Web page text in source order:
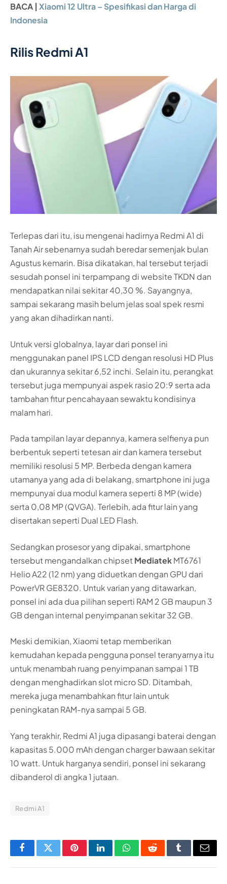
BACA |Xiaomi 12 Ultra – Spesifikasi dan Harga di
Indonesia
Rilis Redmi A1
Terlepas dari itu, isu mengenai hadirnya Redmi A1 di
Tanah Air sebenarnya sudah beredar semenjak bulan
Agustus kemarin. Bisa dikatakan, hal tersebut terjadi
sesudah ponsel ini terpampang di website TKDN dan
mendapatkan nilai sekitar 40,30 %. Sayangnya,
sampai sekarang masih belum jelas soal spek resmi
yang akan dihadirkan nanti.
Untuk versi globalnya, layar dari ponsel ini
menggunakan panel IPS LCD dengan resolusi HD Plus
dan ukurannya sekitar 6,52 inchi. Selain itu, perangkat
tersebut juga mempunyai aspek rasio 20:9 serta ada
tambahan fitur pencahayaan sewaktu kondisinya
malam hari.
Pada tampilan layar depannya, kamera selfienya pun
berbentuk seperti tetesan air dan kamera tersebut
memiliki resolusi 5 MP. Berbeda dengan kamera
utamanya yang ada di belakang, smartphone ini juga
mempunyai dua modul kamera seperti 8 MP (wide)
serta 0,08 MP (QVGA). Terlebih, ada fitur lain yang
disertakan seperti Dual LED Flash.
Sedangkan prosesor yang dipakai, smartphone
tersebut mengandalkan chipset MediatekMT6761
Helio A22 (12 nm) yang diduetkan dengan GPU dari
PowerVR GE8320. Untuk varian yang ditawarkan,
ponsel ini ada dua pilihan seperti RAM 2 GB maupun 3
GB dengan internal penyimpanan sekitar 32 GB.
Meski demikian, Xiaomi tetap memberikan
kemudahan kepada pengguna ponsel teranyarnya itu
untuk menambah ruang penyimpanan sampai 1 TB
dengan menghadirkan slot micro SD. Ditambah,
mereka juga menambahkan fitur lain untuk
peningkatan RAM-nya sampai 5 GB.
Yang terakhir, Redmi A1 juga dipasangi baterai dengan
kapasitas 5.000 mAh dengan charger bawaan sekitar
10 watt. Untuk harganya sendiri, ponsel ini sekarang
dibanderol di angka 1 jutaan.
Redmi A1
FacebookTwitterPinterestLinkedInWhatsAppRedditTumblrEmail